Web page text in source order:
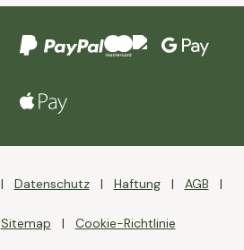
Datenschutz Haftung AGB
Sitemap Cookie-Richtlinie